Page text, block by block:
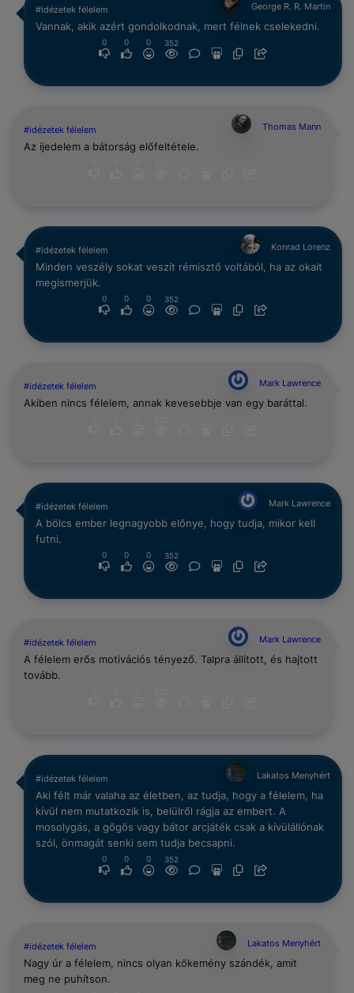
#idézetek félelem George R. R. Martin
Vannak, akik azért gondolkodnak, mert félnek cselekedni.
0 0 0 352
#idézetek félelem Thomas Mann
Az ijedelem a bátorság előfeltétele.
#idézetek félelem Konrad Lorenz
Minden ve­szély sokat veszít rémisztő voltából, ha az okait
megismerjük.
0 0 0 352
#idézetek félelem Mark Lawrence
Akiben nincs félelem, annak kevesebbje van egy baráttal.
#idézetek félelem Mark Lawrence
A bölcs ember legnagyobb előnye, hogy tudja, mikor kell
futni.
0 0 0 352
#idézetek félelem Mark Lawrence
A félelem erős motivációs tényező. Talpra állított, és hajtott
tovább.
#idézetek félelem Lakatos Menyhért
Aki félt már valaha az életben, az tudja, hogy a félelem, ha
kívül nem mutatkozik is, belülről rágja az embert. A
mosolygás, a gőgös vagy bátor arcjáték csak a kívülállónak
szól, önmagát senki sem tudja becsapni.
0 0 0 352
#idézetek félelem Lakatos Menyhért
Nagy úr a félelem, nincs olyan kőkemény szándék, amit
meg ne puhítson.